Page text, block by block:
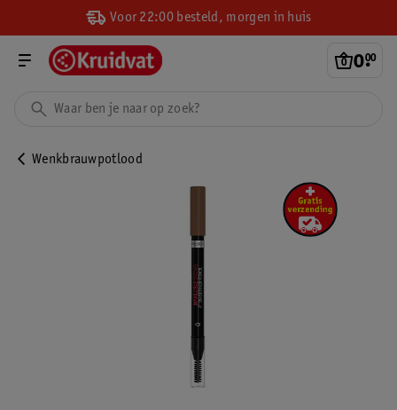
Voor 22:00 besteld, morgen in huis
0.
00
Wenkbrauwpotlood